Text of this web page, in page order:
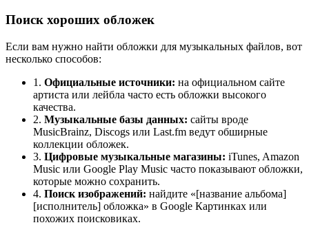
Поиск хороших обложек
Если вам нужно найти обложки для музыкальных файлов, вот
несколько способов:
1. Официальные источники: на официальном сайте
артиста или лейбла часто есть обложки высокого
качества.
2. Музыкальные базы данных: сайты вроде
MusicBrainz, Discogs или Last.fm ведут обширные
коллекции обложек.
3. Цифровые музыкальные магазины: iTunes, Amazon
Music или Google Play Music часто показывают обложки,
которые можно сохранить.
4. Поиск изображений: найдите «[название альбома]
[исполнитель] обложка» в Google Картинках или
похожих поисковиках.